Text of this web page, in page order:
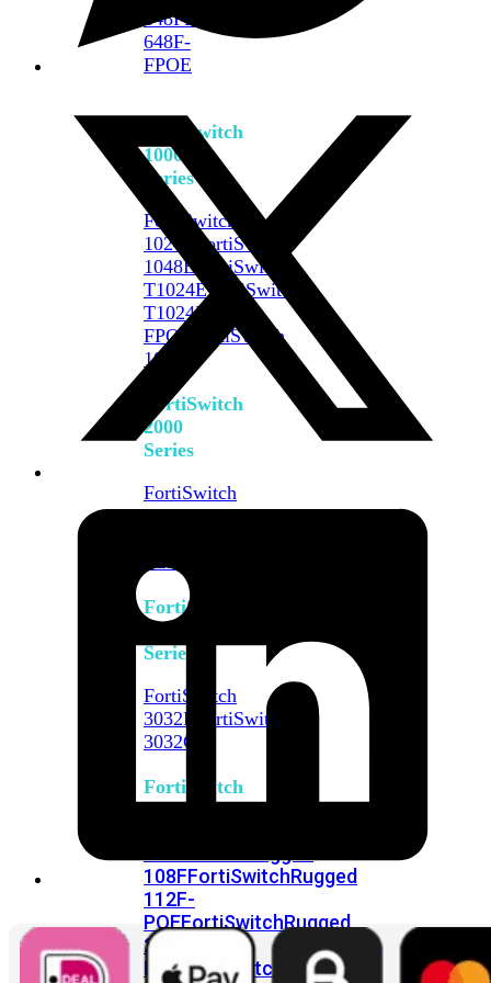
648FFortiSwitch
648F-
FPOE
FortiSwitch
1000
Series
FortiSwitch
1024E
FortiSwitch
1048E FortiSwitch
T1024EFortiSwitch
T1024F-
FPOE
FortiSwitch
1048G
FortiSwitch
2000
Series
FortiSwitch
2048FFortiSwitch
B2F
FortiSwitch
Series
FortiSwitch
3032E
FortiSwitch
3032G
FortiSwitch
108FFortiSwitchRugged
112F-
POEFortiSwitchRugged
216F-
POEFortiSwitchRugged